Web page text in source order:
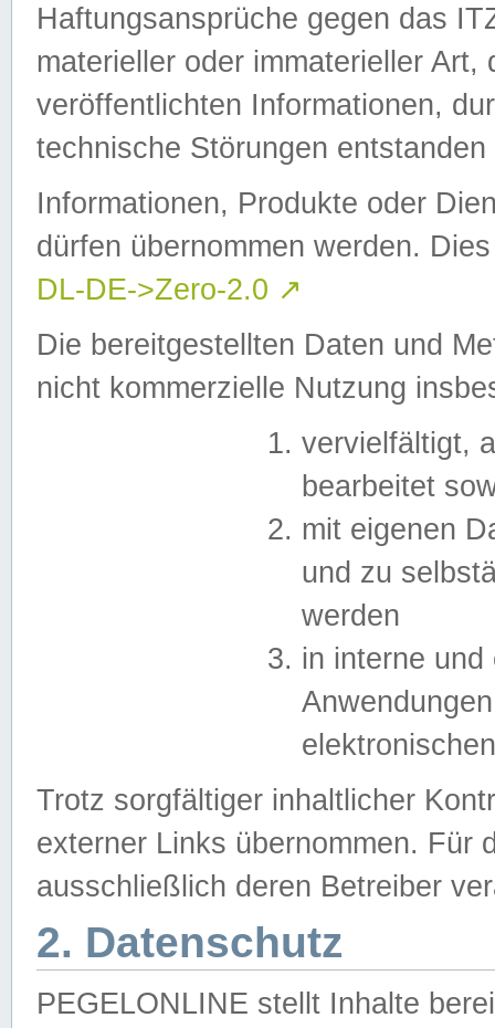
Haftungsansprüche gegen das
materieller oder immaterieller
veröffentlichten Informationen,
technische Störungen
Informationen, Produkte oder
dürfen übernommen werden.
DL-DE->Zero-2.0 ↗
Die bereitgestellten Daten und
nicht kommerzielle Nutzung
vervielfältigt,
bearbeitet
mit eigenen
und zu
werden
in interne
Trotz sorgfältiger inhaltlicher
externer Links übernommen. Für
ausschließlich deren Betreiber
2. Datenschutz
PEGELONLINE stellt Inhalte